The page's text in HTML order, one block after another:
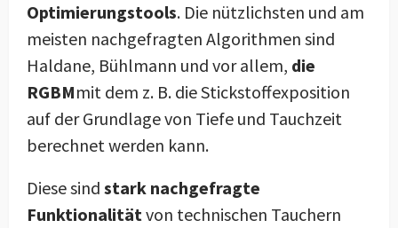
Optimierungstools. Die nützlichsten und am
meisten nachgefragten Algorithmen sind
Haldane, Bühlmann und vor allem, die
RGBMmit dem z. B. die Stickstoffexposition
auf der Grundlage von Tiefe und Tauchzeit
berechnet werden kann.
Diese sind stark nachgefragte
Funktionalität von technischen Tauchern